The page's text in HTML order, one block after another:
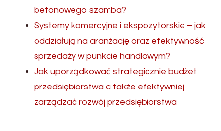
betonowego szamba?
Systemy komercyjne i ekspozytorskie – jak
oddziałują na aranżację oraz efektywność
sprzedaży w punkcie handlowym?
Jak uporządkować strategicznie budżet
przedsiębiorstwa a także efektywniej
zarządzać rozwój przedsiębiorstwa